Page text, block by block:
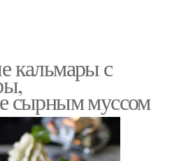
кальмары с
сырным муссом